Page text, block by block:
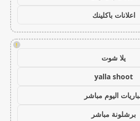
اعلانات باكلينك
!
يلا شوت
yalla shoot
اليوم مباشر
برشلونة مباشر